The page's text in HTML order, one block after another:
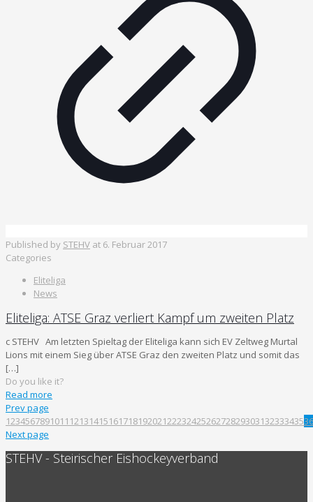
Published by STEHV at 6. Februar 2017
Categories
Eliteliga
News
Eliteliga: ATSE Graz verliert Kampf um zweiten Platz
c STEHV Am letzten Spieltag der Eliteliga kann sich EV Zeltweg Murtal
Lions mit einem Sieg über ATSE Graz den zweiten Platz und somit das
[…]
Do you like it?
Read more
Prev page
1234567891011 12131415161718192021222324252627282930313233343536
Next page
STEHV - Steirischer Eishockeyverband